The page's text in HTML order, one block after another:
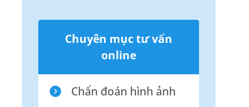
Chuyên mục tư vấn
online
Chẩn đoán hình ảnh